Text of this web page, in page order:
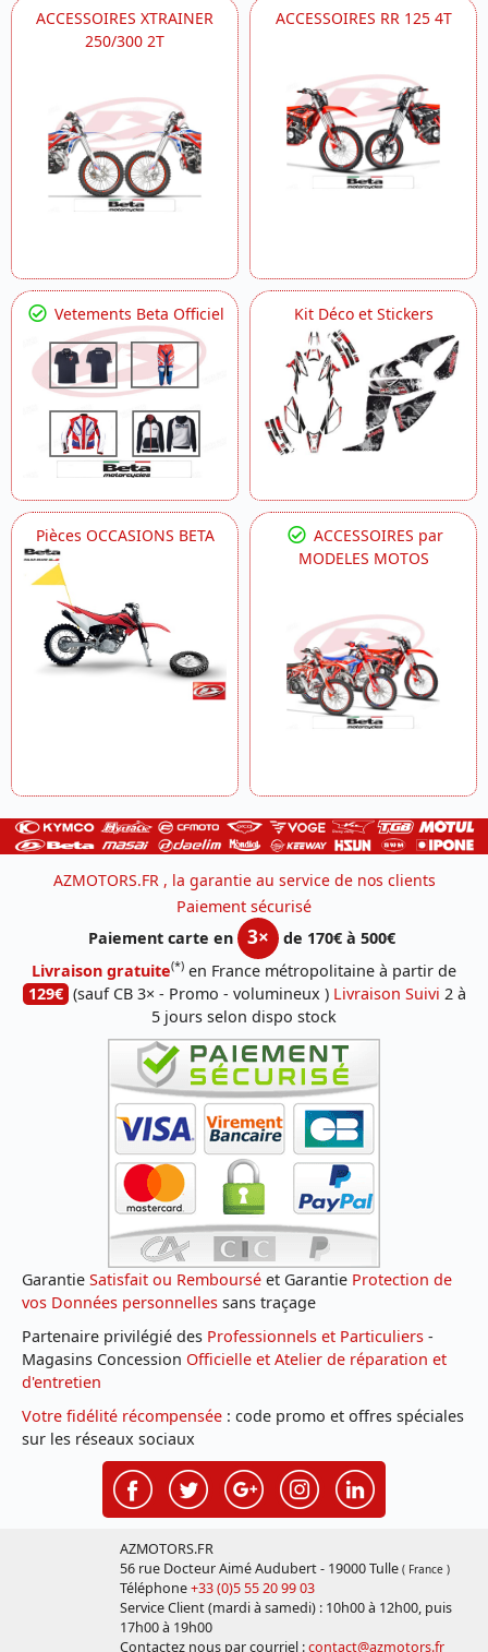
ACCESSOIRES XTRAINER
250/300 2T
ACCESSOIRES RR 125 4T
Vetements Beta Officiel Kit Déco et Stickers
Pièces OCCASIONS BETA
ACCESSOIRES par
MODELES MOTOS
AZMOTORS.FR , la garantie au service de nos clients
Paiement sécurisé
Paiement carte en
3×
de 170€ à 500€
Livraison gratuite(*) en France métropolitaine à partir de
129€ (sauf CB 3× - Promo - volumineux ) Livraison Suivi 2 à
5 jours selon dispo stock
Garantie Satisfait ou Remboursé et Garantie Protection de
vos Données personnelles sans traçage
Partenaire privilégié des Professionnels et Particuliers -
Magasins Concession Officielle et Atelier de réparation et
d'entretien
Votre fidélité récompensée : code promo et offres spéciales
sur les réseaux sociaux
AZMOTORS.FR
56 rue Docteur Aimé Audubert - 19000 Tulle ( France )
Téléphone+33 (0)5 55 20 99 03
Service Client (mardi à samedi) : 10h00 à 12h00, puis
17h00 à 19h00
Contactez nous par courriel :contact@azmotors.fr